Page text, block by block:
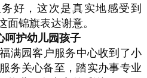
好，这次是真实地感受到
面锦旗表达谢意。
呵护幼儿园孩子
满园客户服务中心收到了小
务关心备至，踏实办事专业